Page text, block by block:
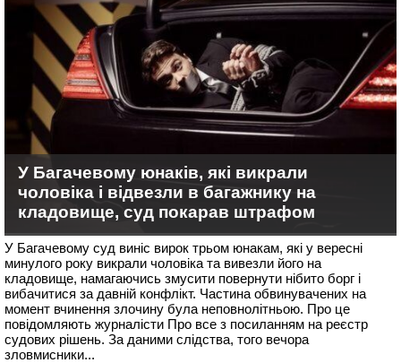
У Багачевому юнаків, які викрали
чоловіка і відвезли в багажнику на
кладовище, суд покарав штрафом
У Багачевому суд виніс вирок трьом юнакам, які у вересні
минулого року викрали чоловіка та вивезли його на
кладовище, намагаючись змусити повернути нібито борг і
вибачитися за давній конфлікт. Частина обвинувачених на
момент вчинення злочину була неповнолітньою. Про це
повідомляють журналісти Про все з посиланням на реєстр
судових рішень. За даними слідства, того вечора
зловмисники...